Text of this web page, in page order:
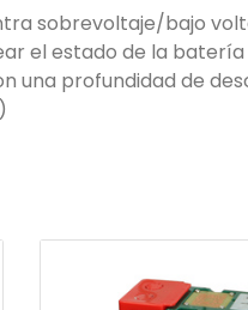
sobrevoltaje/bajo
el estado de la
una profundidad de